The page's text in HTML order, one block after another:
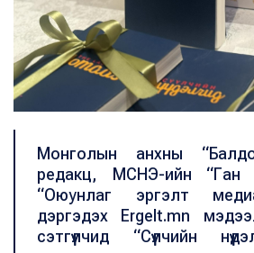
Монголын анхны
редакц, МСНЭ-ийн “Ган
“Оюунлаг эргэлт
дэргэдэх Ergelt.mn
сэтгүүлчид “Сүүлчийн